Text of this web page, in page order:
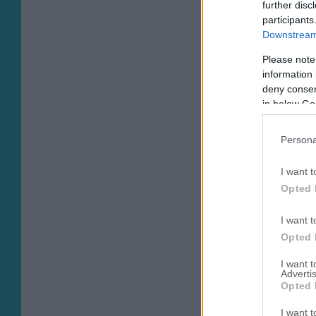
further
Please
information
deny
in below
I want
Opted
I want
Opted
I want
Opted
I want